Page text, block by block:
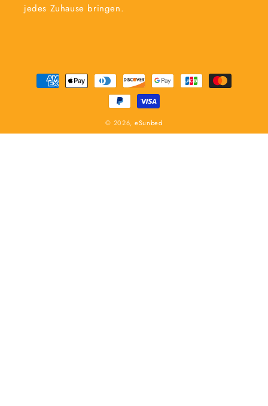
jedes Zuhause bringen.
Zahlungsmethoden
© 2026, eSunbed